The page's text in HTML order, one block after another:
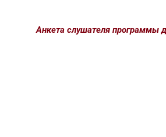
Анкета слушателя программы